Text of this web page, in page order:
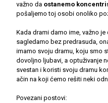
važno da ostanemo
pošaljemo toj osobi onoliko
Kada drami damo ime, važno
sagledamo bez predrasuda,
imamo svoju dramu, koju smo
dovoljno ljubavi, a optuživanje
svestan i koristi svoju dramu
ačin na koji ćemo rešiti neki
Povezani postovi: